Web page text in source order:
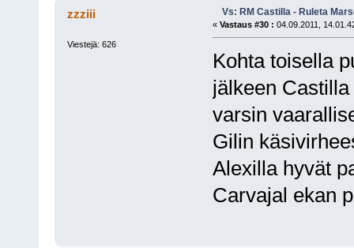
zzziii
Viestejä: 626
Vs: RM Castilla - Ruleta
« Vastaus #30 : 04.09.2011,
Kohta toisella
jälkeen
varsin
Gilin
Alexilla hyvät
Carvajal ekan